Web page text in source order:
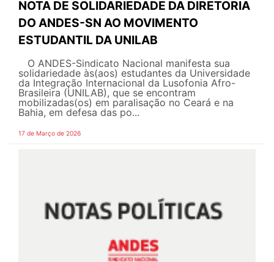
NOTA DE SOLIDARIEDADE DA DIRETORIA
DO ANDES-SN AO MOVIMENTO
ESTUDANTIL DA UNILAB
O ANDES-Sindicato Nacional manifesta sua
solidariedade às(aos) estudantes da Universidade
da Integração Internacional da Lusofonia Afro-
Brasileira (UNILAB), que se encontram
mobilizadas(os) em paralisação no Ceará e na
Bahia, em defesa das po...
17 de Março de 2026